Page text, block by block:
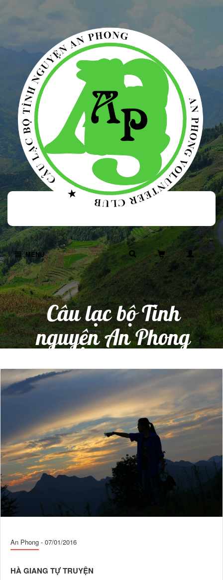
MENU
Câu lạc bộ Tình
nguyện An Phong
Trang chủ An Phong kí sự hành trình
An Phong - 07/01/2016
HÀ GIANG TỰ TRUYỆN